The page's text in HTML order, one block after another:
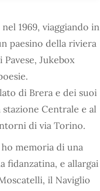
1969, viaggiando in
paesino della riviera
Pavese, Jukebox
di Brera e dei suoi
Centrale e al
di via Torino.
memoria di una
fidanzatina, e allargai
il Naviglio